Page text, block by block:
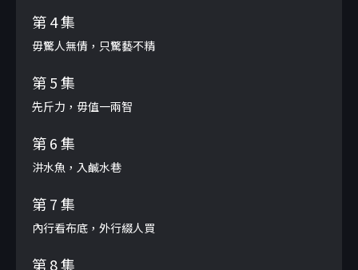
第 4 集
毋驚人無倩，只驚藝不精
第 5 集
先斤力，毋值一兩智
第 6 集
汫水魚，入鹹水巷
第 7 集
內行看布底，外行綴人買
第 8 集